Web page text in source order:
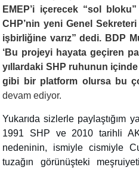
EMEP’i içerecek “sol
CHP’nin yeni Genel
işbirliğine varız” dedi. BDP
‘Bu projeyi hayata geçiren
yıllardaki SHP ruhunun
gibi bir platform olursa bu
devam ediyor.
Yukarıda sizlerle paylaştığım
1991 SHP ve 2010 tarihli
nedeninin, ismiyle cismiyle
tuzağın görünüşteki